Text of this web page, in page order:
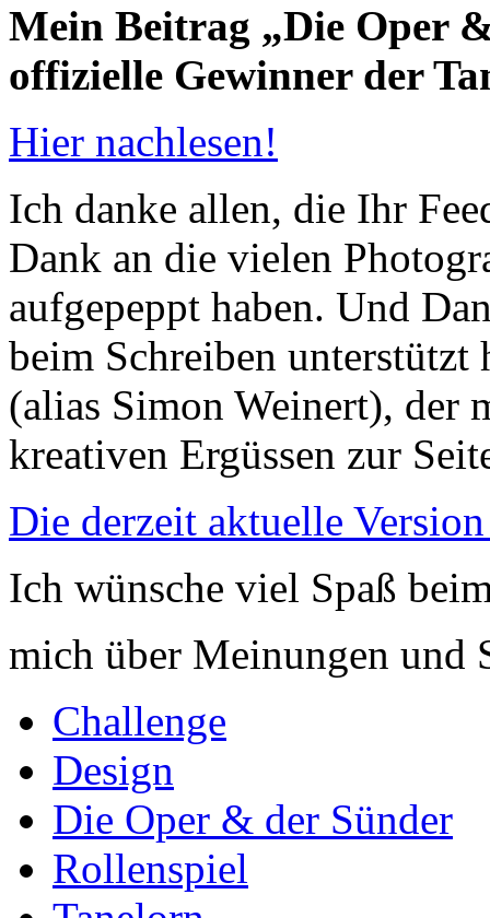
Mein Beitrag „Die Oper
offizielle Gewinner der
Hier nachlesen!
Ich danke allen, die Ihr
Dank an die vielen
aufgepeppt haben. Und
beim Schreiben unterstützt
(alias Simon Weinert), der
kreativen Ergüssen zur
Die derzeit aktuelle
Ich wünsche viel Spaß
mich über Meinungen
Challenge
Design
Die Oper & der Sünder
Rollenspiel